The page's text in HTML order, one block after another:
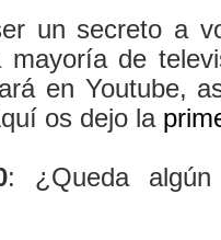
un secreto a
mayoría de
en Youtube,
os dejo la
: ¿Queda